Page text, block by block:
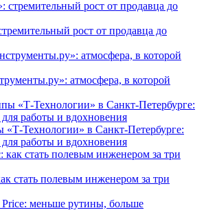
рост от продавца до
атмосфера, в которой
Технологии» в Санкт-Петербурге:
работы и вдохновения
стать полевым инженером за три